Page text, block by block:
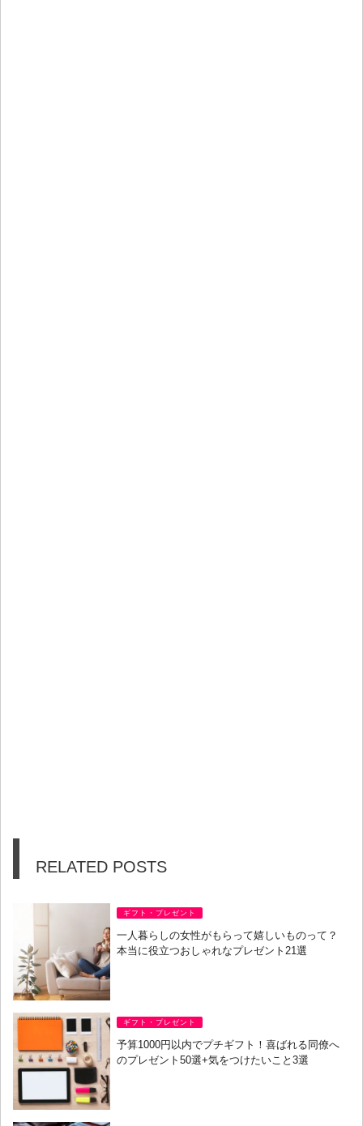
RELATED POSTS
ギフト・プレゼント
一人暮らしの女性がもらって嬉しいものって？
本当に役立つおしゃれなプレゼント21選
ギフト・プレゼント
予算1000円以内でプチギフト！喜ばれる同僚へ
のプレゼント50選+気をつけたいこと3選